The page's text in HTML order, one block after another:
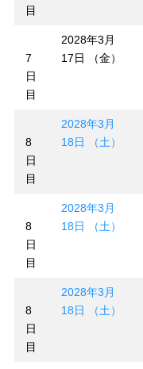
目
7
日
目
2028年3月
17日 （金）
8
日
目
2028年3月
18日 （土）
8
日
目
2028年3月
18日 （土）
8
日
目
2028年3月
18日 （土）